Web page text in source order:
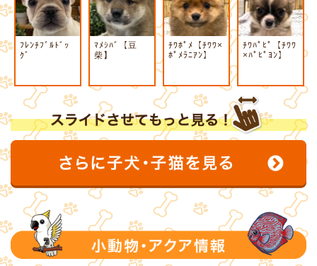
ﾌﾚﾝﾁﾌﾞﾙﾄﾞｯ
ｸﾞ
ﾏﾒｼﾊﾞ【豆
柴】
ﾁﾜﾎﾟﾒ【ﾁﾜﾜ×
ﾎﾟﾒﾗﾆｱﾝ】
ﾁﾜﾊﾟﾋﾟ【ﾁﾜﾜ
×ﾊﾟﾋﾟﾖﾝ】